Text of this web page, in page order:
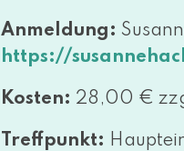
Anmeldung:
https://​
Kosten: 28,00 €
Treffpunkt: